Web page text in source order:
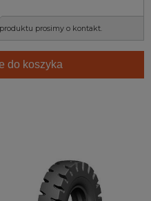
prosimy o kontakt.
do koszyka